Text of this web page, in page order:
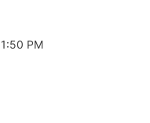
PM